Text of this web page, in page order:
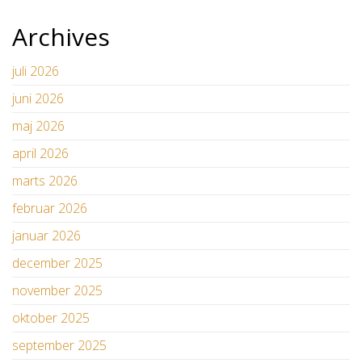
Archives
juli 2026
juni 2026
maj 2026
april 2026
marts 2026
februar 2026
januar 2026
december 2025
november 2025
oktober 2025
september 2025